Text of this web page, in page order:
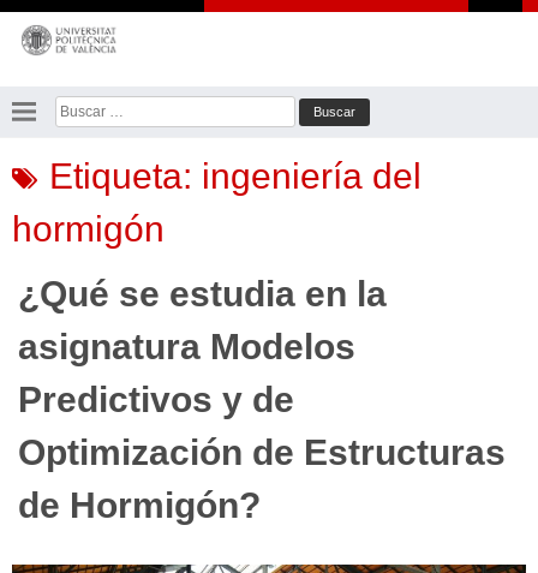
Saltar
contenido
Buscar:
Etiqueta: ingeniería del
hormigón
¿Qué se estudia en la
asignatura Modelos
Predictivos y de
Optimización de Estructuras
de Hormigón?